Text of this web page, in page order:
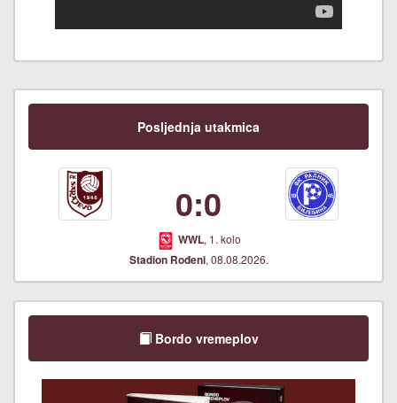
Posljednja utakmica
0:0
WWL, 1. kolo
Stadion Rođeni, 08.08.2026.
Bordo vremeplov